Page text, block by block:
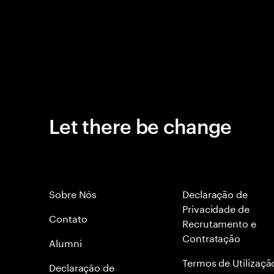
Let there be change
Sobre Nós
Contato
Alumni
Declaraçāo de
Declaração de
Privacidade de
Recrutamento e
Contratação
Termos de